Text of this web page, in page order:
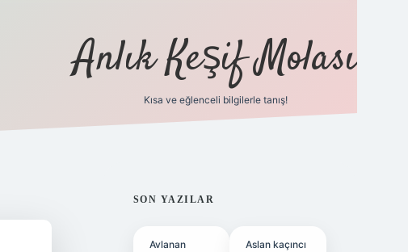
Anlık Keşif Molası
Kısa ve eğlenceli bilgilerle tanış!
SIDEBAR
SON YAZILAR
Avlanan
Aslan kaçıncı